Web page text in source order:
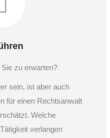
zu erwarten?
sein, ist aber auch
für einen Rechtsanwalt
Welche
verlangen